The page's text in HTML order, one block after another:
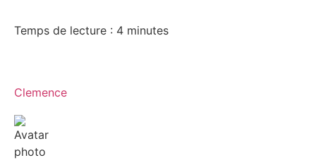
Clemence
Temps de lecture : 4 minutes